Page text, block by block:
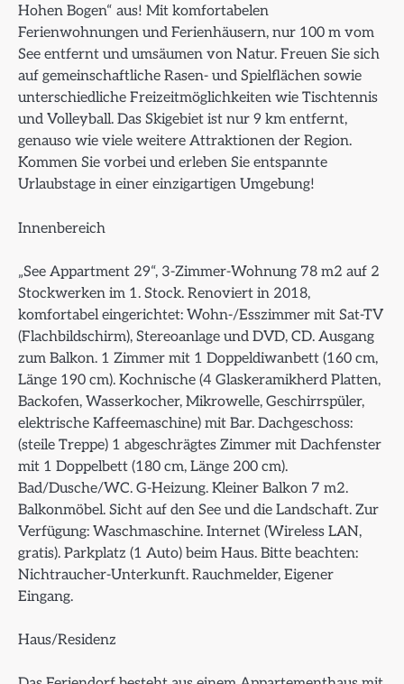
Hohen Bogen“ aus! Mit komfortabelen
Ferienwohnungen und Ferienhäusern, nur 100 m vom
See entfernt und umsäumen von Natur. Freuen Sie sich
auf gemeinschaftliche Rasen- und Spielflächen sowie
unterschiedliche Freizeitmöglichkeiten wie Tischtennis
und Volleyball. Das Skigebiet ist nur 9 km entfernt,
genauso wie viele weitere Attraktionen der Region.
Kommen Sie vorbei und erleben Sie entspannte
Urlaubstage in einer einzigartigen Umgebung!
Innenbereich
„See Appartment 29“, 3-Zimmer-Wohnung 78 m2 auf 2
Stockwerken im 1. Stock. Renoviert in 2018,
komfortabel eingerichtet: Wohn-/Esszimmer mit Sat-TV
(Flachbildschirm), Stereoanlage und DVD, CD. Ausgang
zum Balkon. 1 Zimmer mit 1 Doppeldiwanbett (160 cm,
Länge 190 cm). Kochnische (4 Glaskeramikherd Platten,
Backofen, Wasserkocher, Mikrowelle, Geschirrspüler,
elektrische Kaffeemaschine) mit Bar. Dachgeschoss:
(steile Treppe) 1 abgeschrägtes Zimmer mit Dachfenster
mit 1 Doppelbett (180 cm, Länge 200 cm).
Bad/Dusche/WC. G-Heizung. Kleiner Balkon 7 m2.
Balkonmöbel. Sicht auf den See und die Landschaft. Zur
Verfügung: Waschmaschine. Internet (Wireless LAN,
gratis). Parkplatz (1 Auto) beim Haus. Bitte beachten:
Nichtraucher-Unterkunft. Rauchmelder, Eigener
Eingang.
Haus/Residenz